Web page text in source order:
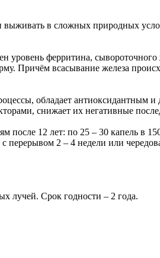
выживать в сложных природных
уровень ферритина,
Причём всасывание железа
обладает антиоксидантным и
снижает их негативные
12 лет: по 25 – 30 капель в
перерывом 2 – 4 недели или
лучей. Срок годности – 2 года.